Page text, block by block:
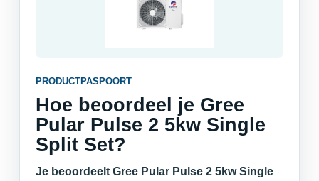
PRODUCTPASPOORT
Hoe beoordeel je Gree
Pular Pulse 2 5kw Single
Split Set?
Je beoordeelt Gree Pular Pulse 2 5kw Single